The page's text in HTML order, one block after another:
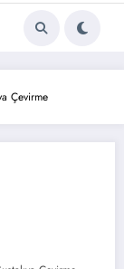
Çevirme